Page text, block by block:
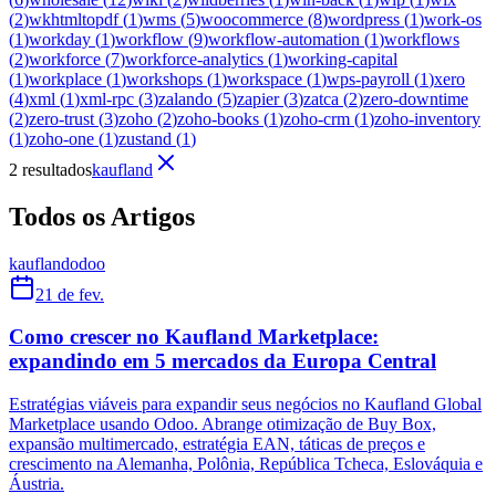
(2)wkhtmltopdf(1)wms (5)woocommerce (8)wordpress (1)work-os
(1)workday (1)workflow (9)workflow-automation (1)workflows
(2)workforce (7)workforce-analytics (1)working-capital
(1)workplace (1)workshops (1)workspace (1)wps-payroll (1)xero
(4)xml (1)xml-rpc (3)zalando (5)zapier(3)zatca (2)zero-downtime
(2)zero-trust (3)zoho (2)zoho-books (1)zoho-crm (1)zoho-inventory
(1)zoho-one (1)zustand (1)
2 resultadoskaufland
Todos os Artigos
kauflandodoo
21 de fev.
Como crescer no Kaufland Marketplace:
expandindo em 5 mercados da Europa Central
Estratégias viáveis ​​para expandir seus negócios no Kaufland Global
Marketplace usando Odoo. Abrange otimização de Buy Box,
expansão multimercado, estratégia EAN, táticas de preços e
crescimento na Alemanha, Polônia, República Tcheca, Eslováquia e
Áustria.